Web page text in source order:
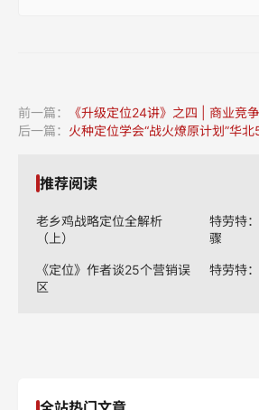
前一篇：
《升级定位24讲》之四 | 商业竞
后一篇： 火种定位学会“战火燎原计划”华北5城巡
推荐阅读
老乡鸡战略定位全解析
（上）
特劳特
骤
《定位》作者谈25个营销误
区
特劳特